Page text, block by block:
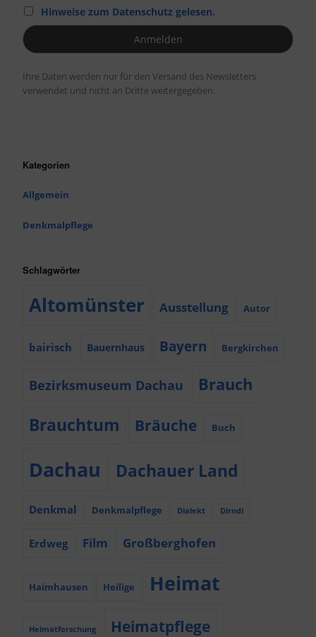
Hinweise zum Datenschutz gelesen.
Ihre Daten werden nur für den Versand des Newsletters
verwendet und nicht an Dritte weitergegeben.
Kategorien
Allgemein
Denkmalpflege
Schlagwörter
Altomünster Ausstellung Autor
bairisch Bauernhaus Bayern Bergkirchen
Bezirksmuseum Dachau Brauch
Brauchtum Bräuche Buch
Dachau Dachauer Land
Denkmal Denkmalpflege Dialekt Dirndl
Erdweg Film Großberghofen
Haimhausen Heilige Heimat
Heimatforschung Heimatpflege